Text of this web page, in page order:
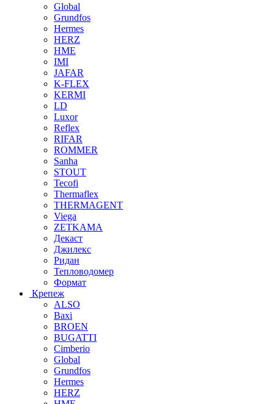
Global
Grundfos
Hermes
HERZ
HME
IMI
JAFAR
K-FLEX
KERMI
LD
Luxor
Reflex
RIFAR
ROMMER
Sanha
STOUT
Tecofi
Thermaflex
THERMAGENT
Viega
ZETKAMA
Декаст
Джилекс
Ридан
Тепловодомер
Формат
Крепеж
ALSO
Baxi
BROEN
BUGATTI
Cimberio
Global
Grundfos
Hermes
HERZ